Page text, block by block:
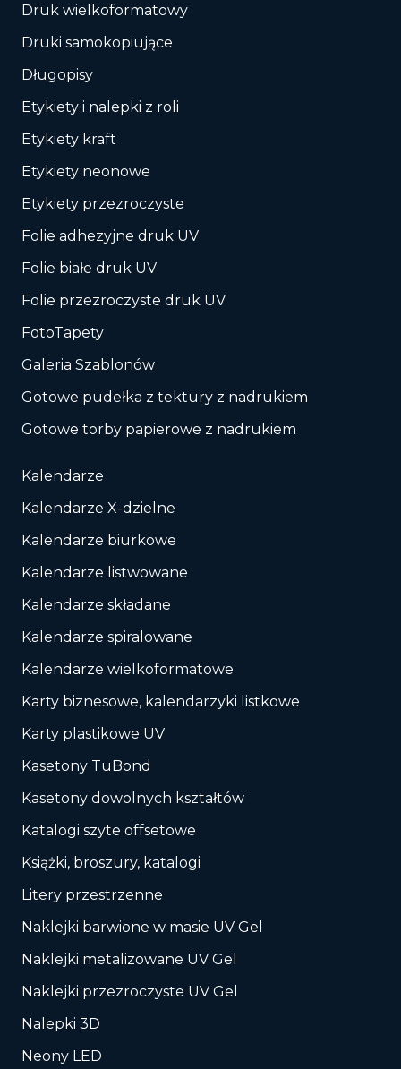
Druk wielkoformatowy
Druki samokopiujące
Długopisy
Etykiety i nalepki z roli
Etykiety kraft
Etykiety neonowe
Etykiety przezroczyste
Folie adhezyjne druk UV
Folie białe druk UV
Folie przezroczyste druk UV
FotoTapety
Galeria Szablonów
Gotowe pudełka z tektury z nadrukiem
Gotowe torby papierowe z nadrukiem
Kalendarze
Kalendarze X-dzielne
Kalendarze biurkowe
Kalendarze listwowane
Kalendarze składane
Kalendarze spiralowane
Kalendarze wielkoformatowe
Karty biznesowe, kalendarzyki listkowe
Karty plastikowe UV
Kasetony TuBond
Kasetony dowolnych kształtów
Katalogi szyte offsetowe
Książki, broszury, katalogi
Litery przestrzenne
Naklejki barwione w masie UV Gel
Naklejki metalizowane UV Gel
Naklejki przezroczyste UV Gel
Nalepki 3D
Neony LED